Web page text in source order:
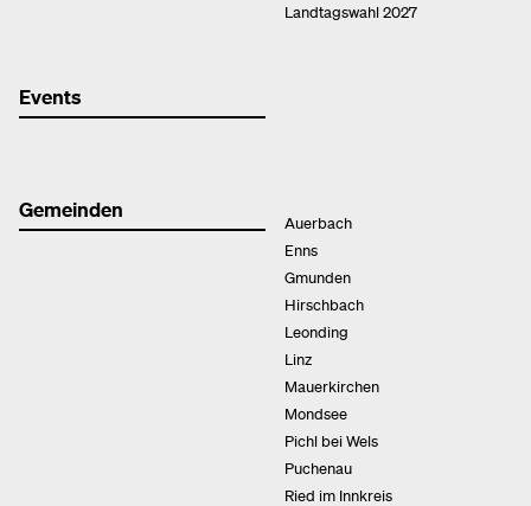
Landtagswahl 2027
Events
Gemeinden
Auerbach
Enns
Gmunden
Hirschbach
Leonding
Linz
Mauerkirchen
Mondsee
Pichl bei Wels
Puchenau
Ried im Innkreis